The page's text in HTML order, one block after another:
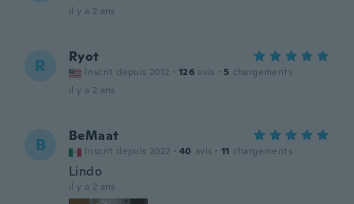
il y a 2 ans
R Ryot
Inscrit depuis 2012 · 126 avis · 5 chargements
il y a 2 ans
B BeMaat
Inscrit depuis 2022 · 40 avis · 11 chargements
Lindo
il y a 2 ans